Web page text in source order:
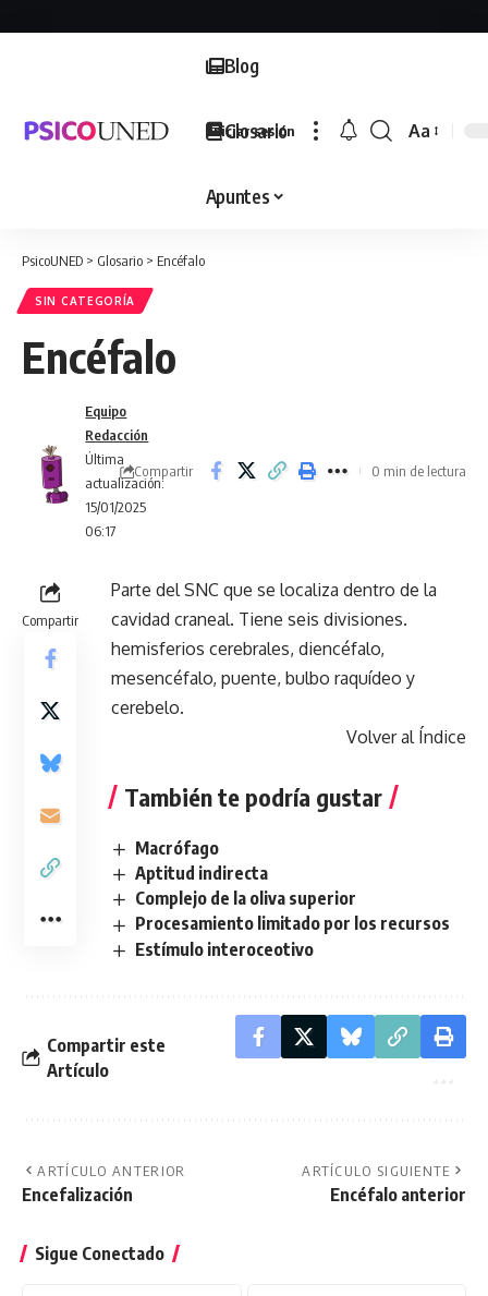
Blog
Glosario
Apuntes
Iniciar sesión
Font
Aa
PsicoUNED > Glosario > Encéfalo
SIN CATEGORÍA
Encéfalo
Última
actualización:
15/01/2025
06:17
Equipo
Redacción
Compartir 0 min de lectura
Compartir
Parte del SNC que se localiza dentro de la
cavidad craneal. Tiene seis divisiones.
hemisferios cerebrales, diencéfalo,
mesencéfalo, puente, bulbo raquídeo y
cerebelo.
Volver al Índice
También te podría gustar
Macrófago
Aptitud indirecta
Complejo de la oliva superior
Procesamiento limitado por los recursos
Estímulo interoceotivo
Compartir este
Artículo
ARTÍCULO ANTERIOR
Encefalización
ARTÍCULO SIGUIENTE
Encéfalo anterior
Sigue Conectado